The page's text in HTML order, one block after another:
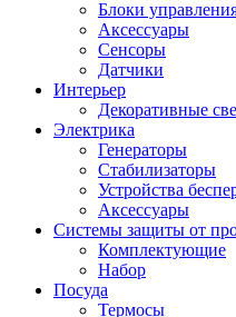
Блоки
Аксессуары
Сенсоры
Датчики
Интерьер
Декоративные
Электрика
Генераторы
Стабилизаторы
Устройства
Аксессуары
Системы защиты от
Комплектующие
Набор
Посуда
Термосы